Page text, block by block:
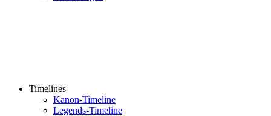
Timelines
Kanon-Timeline
Legends-Timeline